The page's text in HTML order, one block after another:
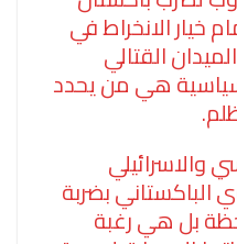
خيار الانخراط في
القتالي
هي من يحدد
والاسرائيلي
الباكستاني بضربة
بل هي رغبة